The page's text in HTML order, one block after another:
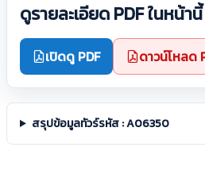
ดูรายละเอียด PDF ในหน้านี้
เปิดดู PDF ดาวน์โหลด
สรุปข้อมูลทัวร์รหัส : A06350